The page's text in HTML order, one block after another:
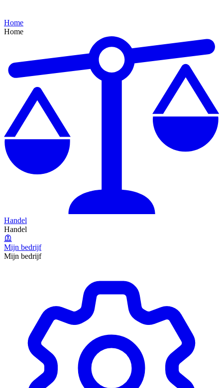
Home
Home
Handel
Handel
Mijn bedrijf
Mijn bedrijf